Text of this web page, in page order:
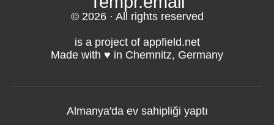
© 2026 · All rights reserved
is a project of appfield.net
Made with ♥️ in Chemnitz, Germany
Almanya'da ev sahipliği yaptı